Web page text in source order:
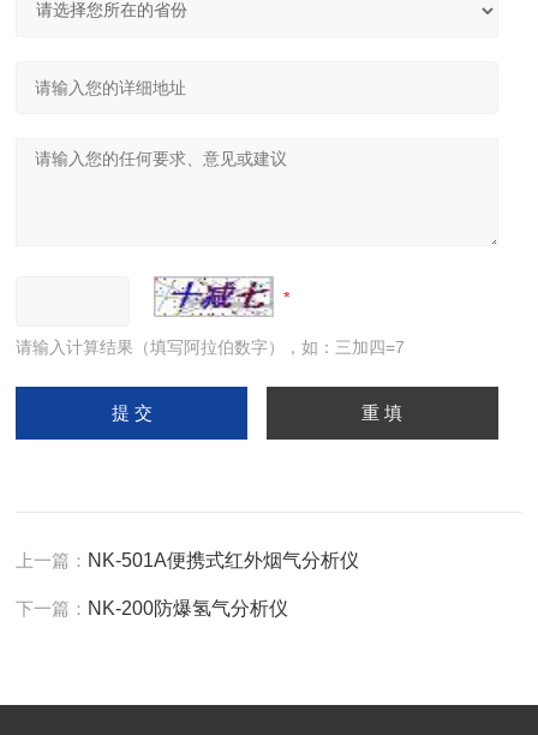
请输入计算结果（填写阿拉伯数字），如：三加四=7
上一篇： NK-501A便携式红外烟气分析仪
下一篇： NK-200防爆氢气分析仪